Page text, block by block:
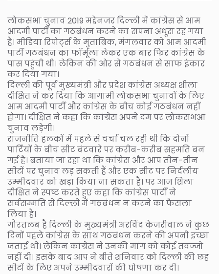
लोकसभा चुनाव 2019 मद्देनजर दिल्ली में कांग्रेस से आम
आदमी पार्टी का गठबंधन करने का सपना अधूरा रह गया
है। मीडिया रिपोर्ट्स के मुताबिक, मंगलवार को आम आदमी
पार्टी गठबंधन का फॉर्मूला लेकर एक बार फिर कांग्रेस के
पास पहुंची थी। लेकिन की ओर से गठबंधन से साफ इंकार
कर दिया गया।
दिल्ली की पूर्व मुख्यमंत्री और प्रदेश कांग्रेस अध्यक्ष शीला
दीक्षित ने कर दिया कि आगामी लोकसभा चुनावों के लिए
आम आदमी पार्टी और कांग्रेस के बीच कोई गठबंधन नहीं
होगा। दीक्षित ने कहा कि कांग्रेस अपने दम पर लोकसभआ
चुनाव लड़ेगी।
राजनीति हलकों में पहले से चर्चा चल रही थी कि दोनों
पार्टियों के बीच सीट बंटवारे पर करीब-करीब सहमति बन
गई है। बताया जा रहा था कि कांग्रेस और आप तीन-तीन
सीटों पर चुनाव लड़ सकती हैं और एक सीट पर निर्दलीय
उम्मीदवार को खड़ा किया जा सकता है। पर आज शिला
दीक्षित ने स्पष्ट करते हुए कहा कि कांग्रेस पार्टी ने
सर्वसम्मति से दिल्ली में गठबंधन न करने का फैसला
लिया है।
गौरतलब है दिल्ली के मुख्यमंत्री अरविंद केजरीवाल ने कुछ
दिनों पहले कांग्रेस के साथ गठबंधन करने की अपनी इच्छा
जताई थी। लेकिन कांग्रेस ने उनकी मांग को कोई तवज्जो
नहीं दी। इसके बाद आप ने बीते शनिवार को दिल्ली की छह
सीटों के लिए अपने उम्मीदवारों की घोषणा कर दी।